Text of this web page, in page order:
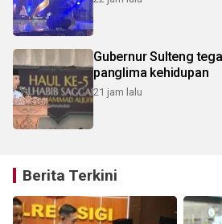
Gubernur Sulteng
panglima kehidupan
21 jam lalu
Berita Terkini